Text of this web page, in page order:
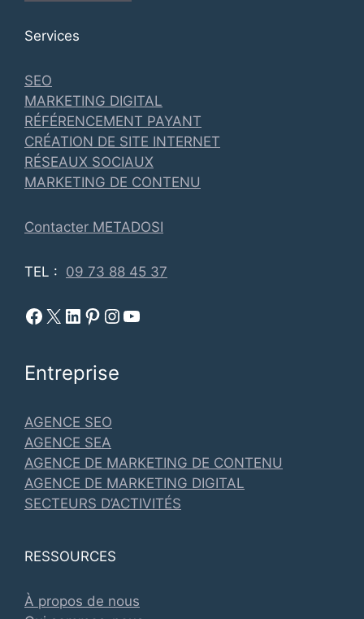
Services
SEO
MARKETING DIGITAL
RÉFÉRENCEMENT PAYANT
CRÉATION DE SITE INTERNET
RÉSEAUX SOCIAUX
MARKETING DE CONTENU
Contacter METADOSI
TEL : 09 73 88 45 37
Facebook Metadosi
Metadosi est sur X Metadosi sur Linkedin
Metadosi sur Pinterest
Metadosi sur Instagram
Metadosi sur Youtube
Entreprise
AGENCE SEO
AGENCE SEA
AGENCE DE MARKETING DE CONTENU
AGENCE DE MARKETING DIGITAL
SECTEURS D’ACTIVITÉS
RESSOURCES
À propos de nous